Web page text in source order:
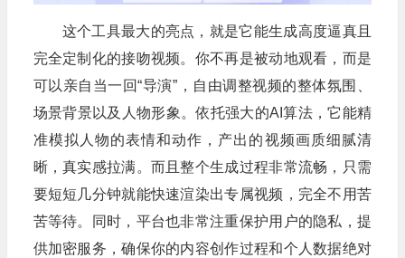
这个工具最大的亮点，就是它能生成高度逼真且
完全定制化的接吻视频。你不再是被动地观看，而是
可以亲自当一回“导演”，自由调整视频的整体氛围、
场景背景以及人物形象。依托强大的AI算法，它能精
准模拟人物的表情和动作，产出的视频画质细腻清
晰，真实感拉满。而且整个生成过程非常流畅，只需
要短短几分钟就能快速渲染出专属视频，完全不用苦
苦等待。同时，平台也非常注重保护用户的隐私，提
供加密服务，确保你的内容创作过程和个人数据绝对